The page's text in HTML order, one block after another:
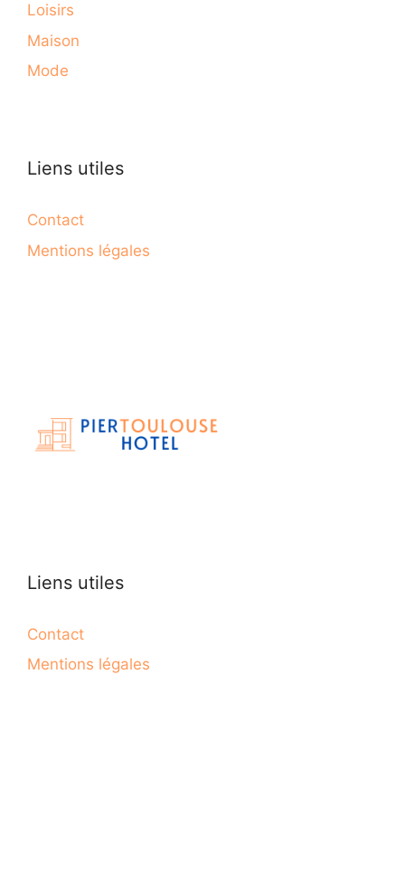
Loisirs
Maison
Mode
Liens utiles
Contact
Mentions légales
Liens utiles
Contact
Mentions légales